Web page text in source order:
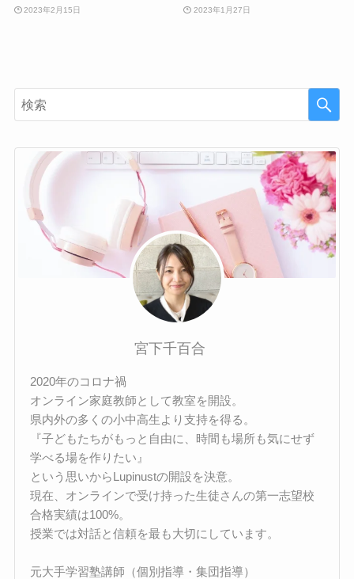
2023年2月15日 2023年1月27日
宮下千百合
2020年のコロナ禍
オンライン家庭教師として教室を開設。
県内外の多くの小中高生より支持を得る。
『子どもたちがもっと自由に、時間も場所も気にせず
学べる場を作りたい』
という思いからLupinustの開設を決意。
現在、オンラインで受け持った生徒さんの第一志望校
合格実績は100%。
授業では対話と信頼を最も大切にしています。
元大手学習塾講師（個別指導・集団指導）